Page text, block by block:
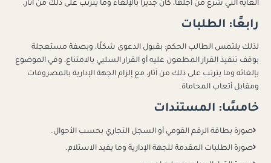
الغاية التي شرع من أجلها، كان جديرًا بالإلغاء وما يترتب على ذلك من آثار.
رابعًا: الطلبات
لذلك يلتمس الطالب الحكم: بقبول الدعوى شكلًا، وبصفة مستعجلة
بوقف تنفيذ القرار المطعون عليه أو القرار السلبي بالامتناع، وفي الموضوع
بإلغائه وما يترتب على ذلك من آثار، مع إلزام الجهة الإدارية بالمصروفات
ومقابل أتعاب المحاماة.
خامسًا: المستندات
صورة بطاقة الرقم القومي أو السجل التجاري بحسب الأحوال.
صورة الطلبات المقدمة للجهة الإدارية وما يفيد الاستلام.